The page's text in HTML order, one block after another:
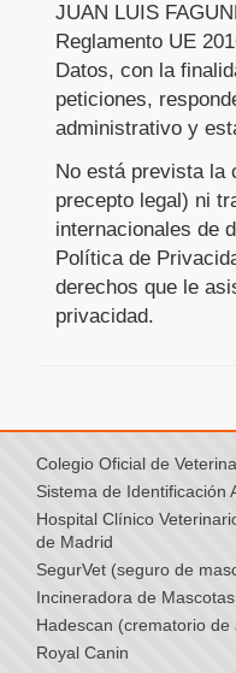
JUAN LUIS
Reglamento UE
Datos, con la
peticiones,
administrativo y
No está prevista la
precepto legal) ni
internacionales de
Política de
derechos que le
privacidad.
Colegio Oficial de
Sistema de Identificación
Hospital Clínico
de Madrid
SegurVet (seguro de
Incineradora de
Hadescan (crematorio de
Royal Canin